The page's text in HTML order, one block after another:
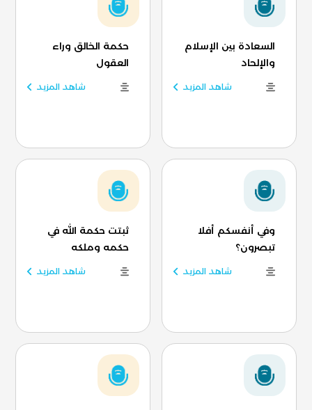
السعادة بين الإسلام
والإلحاد
شاهد المزيد
حكمة الخالق وراء
العقول
شاهد المزيد
وفي أنفسكم أفلا
تبصرون؟
شاهد المزيد
ثبتت حكمة الله في
حكمه وملكه
شاهد المزيد